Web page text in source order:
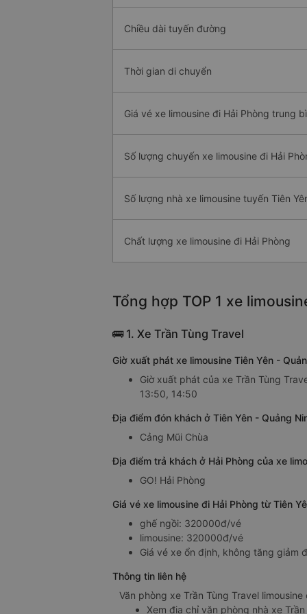
Chiều dài tuyến đường
Thời gian di chuyển
Giá vé xe limousine đi Hải Phòng trung
Số lượng chuyến xe limousine đi Hải
Số lượng nhà xe limousine tuyến Tiên
Chất lượng xe limousine đi Hải Phòng
Tổng hợp TOP 1 xe
🚌 1. Xe Trần Tùng Travel
Giờ xuất phát xe limousine Tiên Yên -
Giờ xuất phát của xe Trần Tùng
13:50, 14:50
Địa điểm đón khách ở Tiên Yên - Quảng
Cảng Mũi Chùa
Địa điểm trả khách ở Hải Phòng của xe
GO! Hải Phòng
Giá vé xe limousine đi Hải Phòng từ Tiên
ghế ngồi: 320000đ/vé
limousine: 320000đ/vé
Giá vé xe ổn định, không tăng giảm
Thông tin liên hệ
Văn phòng xe Trần Tùng Travel
Xem địa chỉ văn phòng nhà xe